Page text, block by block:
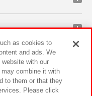
as cookies to
and ads. We
with our
combine it with
to them or that they
Please click